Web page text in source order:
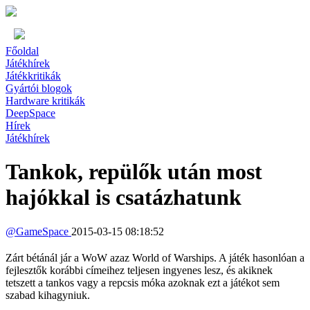
Főoldal
Játékhírek
Játékkritikák
Gyártói blogok
Hardware kritikák
DeepSpace
Hírek
Játékhírek
Tankok, repülők után most
hajókkal is csatázhatunk
@GameSpace 2015-03-15 08:18:52
Zárt bétánál jár a WoW azaz World of Warships. A játék hasonlóan a
fejlesztők korábbi címeihez teljesen ingyenes lesz, és akiknek
tetszett a tankos vagy a repcsis móka azoknak ezt a játékot sem
szabad kihagyniuk.